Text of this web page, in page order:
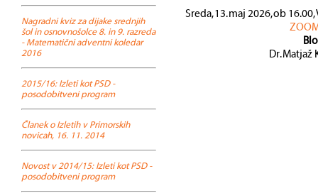
Sreda, 13. maj 2026, ob
Dr. Matjaž
Nagradni kviz za dijake srednjih
šol in osnovnošolce 8. in 9. razreda
- Matematični adventni koledar
2016
2015/16: Izleti kot PSD -
posodobitveni program
Članek o Izletih v Primorskih
novicah, 16. 11. 2014
Novost v 2014/15: Izleti kot PSD -
posodobitveni program